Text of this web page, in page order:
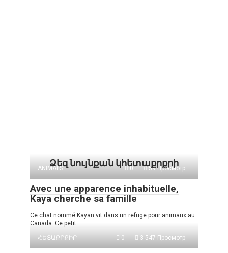
Ձեզ նույնքան կհետաքրքրի
ANIMALS 0 59 Просмотр
Avec une apparence inhabituelle,
Kaya cherche sa famille
Ce chat nommé Kayan vit dans un refuge pour animaux au
Canada. Ce petit
ՀԵՏԱՔՐՔԻՐ
0 3 547 Просмотр